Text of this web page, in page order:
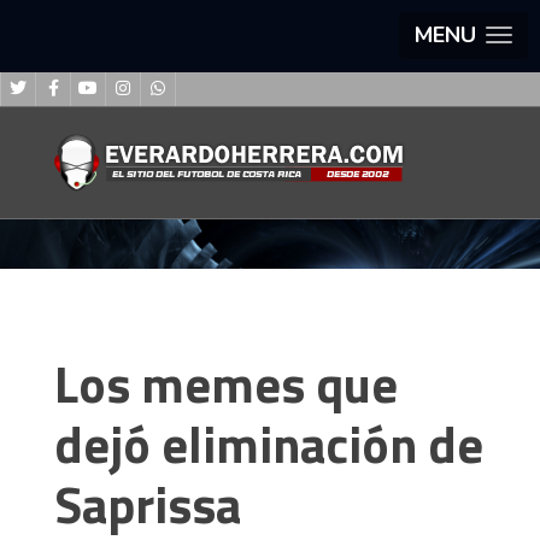
MENU
Los memes que
dejó eliminación de
Saprissa